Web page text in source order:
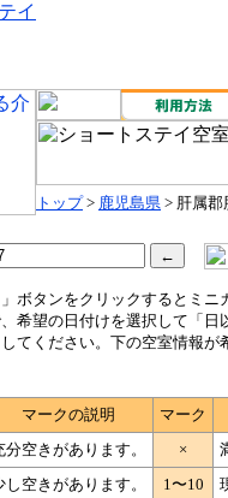
イ
トップ> 鹿児島県 > 肝属郡
ボタンをクリックするとミニ
希望の日付けを選択して「日
てください。下の空室情報が
マークの説明
マーク
分空きがあります。 ×
し空きがあります。 1〜10